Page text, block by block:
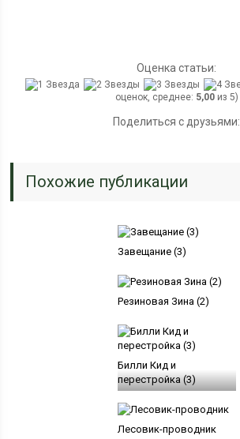
Оценка статьи:
оценок, среднее: 5,00из 5)
Поделиться с друзьями:
Похожие публикации
Завещание (3)
Резиновая Зина (2)
Билли Кид и
перестройка (3)
Лесовик-проводник